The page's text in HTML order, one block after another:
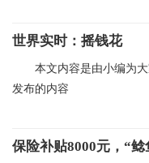
世界实时：摇钱花
本文内容是由小编为
发布的内容
保险补贴8000元，“